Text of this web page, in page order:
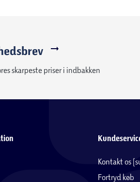
skarpeste priser i indbakken
Kontakt os
Fortryd køb